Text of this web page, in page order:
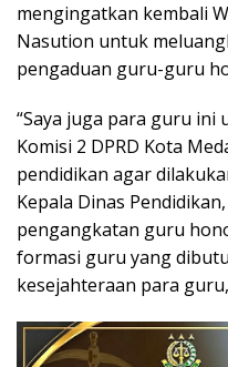
mengingatkan kembali
Nasution untuk
pengaduan guru-guru
“Saya juga para guru
Komisi 2 DPRD Kota
pendidikan agar
Kepala Dinas
pengangkatan guru
formasi guru yang
kesejahteraan para